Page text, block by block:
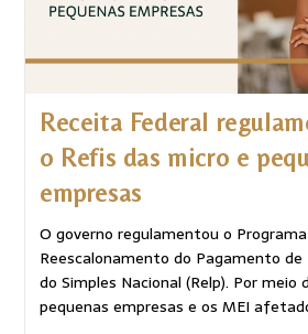
Receita Federal
o Refis das micro e
empresas
O governo regulamentou o
Reescalonamento do Pagamento
do Simples Nacional (Relp). Por meio
pequenas empresas e os MEI